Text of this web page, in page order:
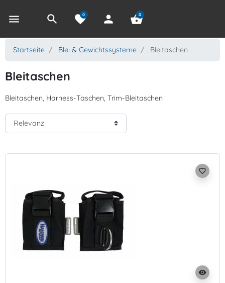
menu search favorite
0 person shopping_basket
0
Startseite Blei & Gewichtssysteme Bleitaschen
Bleitaschen
Bleitaschen, Harness-Taschen, Trim-Bleitaschen
visibility
favorite_border